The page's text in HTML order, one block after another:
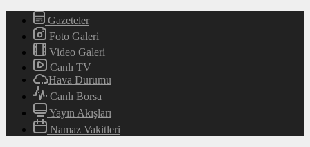
Gazeteler
Foto Galeri
Video Galeri
Canlı TV
Hava Durumu
Canlı Borsa
Yayın Akışları
Namaz Vakitleri